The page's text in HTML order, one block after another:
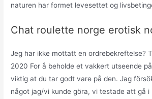
naturen har formet levesettet og
Chat roulette norge erotisk
Jeg har ikke mottatt en ordrebekreftelse?
2020 For å beholde et vakkert utseende
viktig at du tar godt vare på den. Jag
något jag/vi kunde göra, vi testade att gå